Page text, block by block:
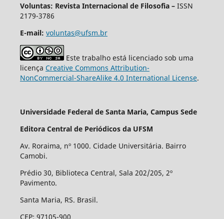
Voluntas: Revista Internacional de Filosofia –ISSN
2179-3786
E-mail: voluntas@ufsm.br
Este trabalho está licenciado sob uma
licença Creative Commons Attribution-
NonCommercial-ShareAlike 4.0 International License.
Universidade Federal de Santa Maria, Campus Sede
Editora Central de Periódicos da UFSM
Av. Roraima, nº 1000. Cidade Universitária. Bairro
Camobi.
Prédio 30, Biblioteca Central, Sala 202/205, 2º
Pavimento.
Santa Maria, RS. Brasil.
CEP: 97105-900